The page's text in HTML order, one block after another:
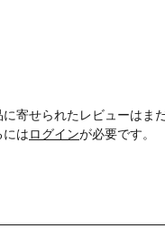
に寄せられたレビューはま
にはログインが必要です。